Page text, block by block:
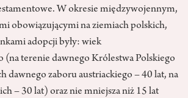
W okresie międzywojennym,
obowiązującymi na ziemiach polskich,
adopcji były: wiek
(na terenie dawnego Królestwa Polskiego
dawnego zaboru austriackiego – 40 lat, na
– 30 lat) oraz nie mniejsza niż 15 lat